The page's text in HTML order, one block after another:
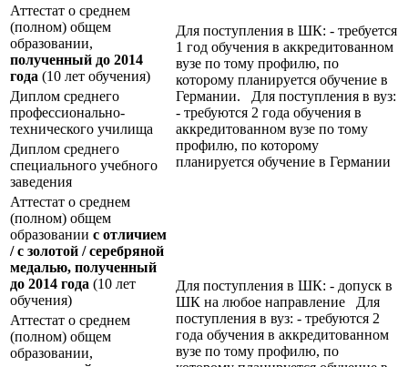
Аттестат о среднем
(полном) общем
образовании,
полученный до 2014
года (10 лет обучения)
Для поступления в ШК: - требуется
1 год обучения в аккредитованном
вузе по тому профилю, по
которому планируется обучение в
Германии. Для поступления в вуз:
- требуются 2 года обучения в
аккредитованном вузе по тому
профилю, по которому
планируется обучение в Германии
Диплом среднего
профессионально-
технического училища
Диплом среднего
специального учебного
заведения
Аттестат о среднем
(полном) общем
образовании с отличием
/ с золотой / серебряной
медалью, полученный
до 2014 года (10 лет
обучения)
Для поступления в ШК: - допуск в
ШК на любое направление Для
поступления в вуз: - требуются 2
года обучения в аккредитованном
вузе по тому профилю, по
Аттестат о среднем
(полном) общем
образовании,